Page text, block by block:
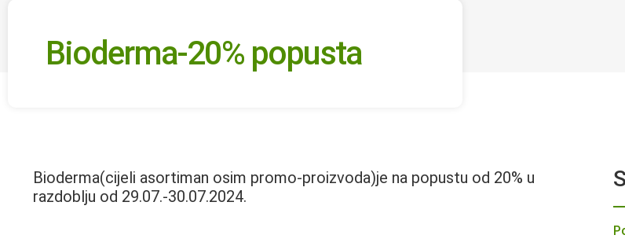
Bioderma-20% popusta
Bioderma(cijeli asortiman osim promo-proizvoda)je na popustu od 20% u
razdoblju od 29.07.-30.07.2024.